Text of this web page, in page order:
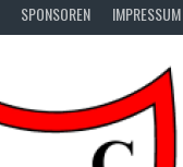
SPONSOREN IMPRESSUM